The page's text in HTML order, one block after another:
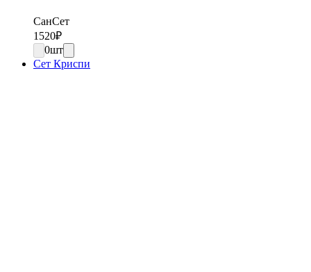
СанСет
1520₽
0шт
Сет Криспи